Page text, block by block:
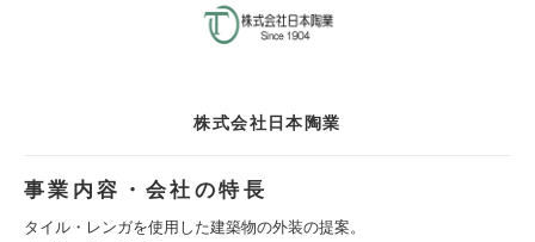
株式会社日本陶業
事業内容・会社の特長
タイル・レンガを使用した建築物の外装の提案。